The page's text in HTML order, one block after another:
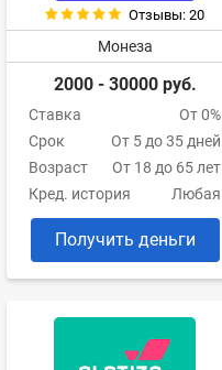
Отзывы: 20
Монеза
2000 - 30000 руб.
Ставка
От 0%
Срок
От 5 до 35 дней
Возраст
От 18 до 65 лет
Кред. история
Любая
Получить деньги